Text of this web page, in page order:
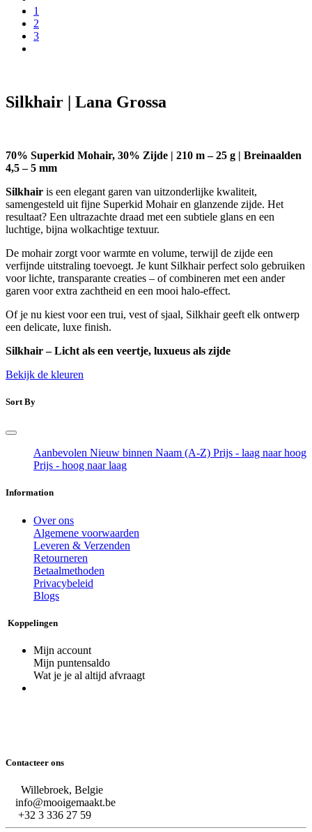
1
2
3
Silkhair | Lana Grossa
70% Superkid Mohair, 30% Zijde | 210 m – 25 g | Breinaalden
4,5 – 5 mm
Silkhair is een elegant garen van uitzonderlijke kwaliteit,
samengesteld uit fijne Superkid Mohair en glanzende zijde. Het
resultaat? Een ultrazachte draad met een subtiele glans en een
luchtige, bijna wolkachtige textuur.
De mohair zorgt voor warmte en volume, terwijl de zijde een
verfijnde uitstraling toevoegt. Je kunt Silkhair perfect solo gebruiken
voor lichte, transparante creaties – of combineren met een ander
garen voor extra zachtheid en een mooi halo-effect.
Of je nu kiest voor een trui, vest of sjaal, Silkhair geeft elk ontwerp
een delicate, luxe finish.
Silkhair – Licht als een veertje, luxueus als zijde
Bekijk de kleuren
Sort By
Aanbevolen Nieuw binnen Naam (A-Z) Prijs - laag naar hoog
Prijs - hoog naar laag
Information
Over ons
Algemene voorwaarden
Leveren & Verzenden
Retourneren
Betaalmethoden
Privacybeleid
Blogs
Koppelingen
Mijn account
Mijn puntensaldo
Wat je je al altijd afvraagt
Contacteer ons
Willebroek, Belgie
info@mooigemaakt.be
+32 3 336 27 59